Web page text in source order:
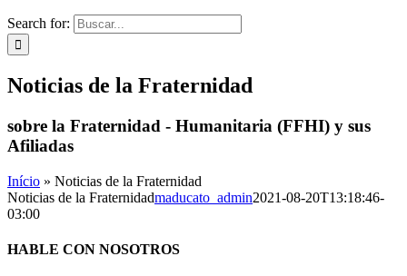
Search for:
Noticias de la Fraternidad
sobre la Fraternidad - Humanitaria (FFHI) y sus
Afiliadas
Início » Noticias de la Fraternidad
Noticias de la Fraternidadmaducato_admin2021-08-20T13:18:46-
03:00
HABLE CON NOSOTROS